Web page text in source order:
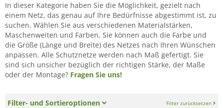
In dieser Kategorie haben Sie die Möglichkeit, gezielt nach
einem Netz, das genau auf Ihre Bedürfnisse abgestimmt ist, zu
suchen. Wählen Sie aus verschiedenen Materialstärken,
Maschenweiten und Farben. Sie können auch die Farbe und
die Größe (Länge und Breite) des Netzes nach Ihren Wünschen
anpassen. Alle Schutznetze werden nach Maß gefertigt. Sie
sind sich unsicher bezüglich der richtigen Stärke, der Maße
oder der Montage? Fragen Sie uns!
Filter- und Sortieroptionen Filter zurücksetzen